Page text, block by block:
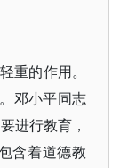
重的作用。
邓小平同志
进行教育，
含着道德教